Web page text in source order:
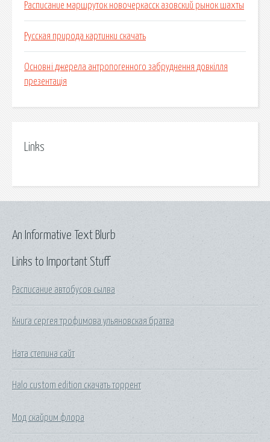
Расписание маршруток новочеркасск азовский рынок шахты
Русская природа картинки скачать
Основні джерела антропогенного забруднення довкілля
презентація
Links
Links to Important Stuff
Расписание автобусов сылва
Книга сергея трофимова ульяновская братва
Ната степина сайт
Halo custom edition скачать торрент
Мод скайрим флора
An Informative Text Blurb